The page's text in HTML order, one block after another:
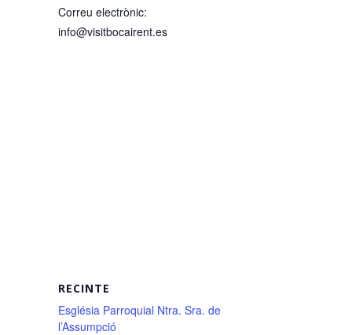
Correu electrònic:
info@visitbocairent.es
RECINTE
Església Parroquial Ntra. Sra. de
l’Assumpció